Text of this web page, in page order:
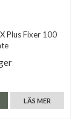
Plus Fixer 100
LÄS MER